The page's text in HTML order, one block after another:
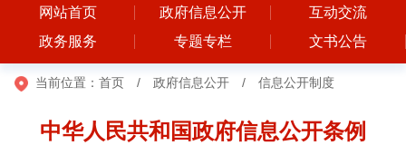
网站首页 政府信息公开
互动交流
政务服务
专题专栏 文书公告
当前位置： 首页 / 政府信息公开 / 信息公开制度
中华人民共和国政府信息公开条例